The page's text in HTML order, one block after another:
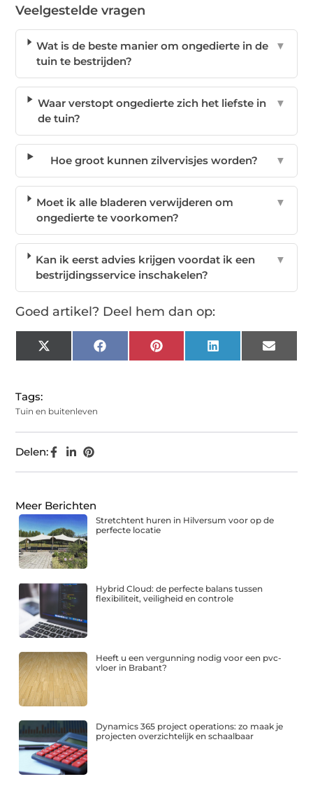
Veelgestelde vragen
Wat is de beste manier om ongedierte in de
tuin te bestrijden?
▼
Waar verstopt ongedierte zich het liefste in
de tuin?
▼
Hoe groot kunnen zilvervisjes worden? ▼
Moet ik alle bladeren verwijderen om
ongedierte te voorkomen?
▼
Kan ik eerst advies krijgen voordat ik een
bestrijdingsservice inschakelen?
▼
Goed artikel? Deel hem dan op:
X
(Twitter)
Facebook Pinterest LinkedIn Email
Tags:
Tuin en buitenleven
Delen:
Meer Berichten
Stretchtent huren in Hilversum voor op de
perfecte locatie
Hybrid Cloud: de perfecte balans tussen
flexibiliteit, veiligheid en controle
Heeft u een vergunning nodig voor een pvc-
vloer in Brabant?
Dynamics 365 project operations: zo maak je
projecten overzichtelijk en schaalbaar